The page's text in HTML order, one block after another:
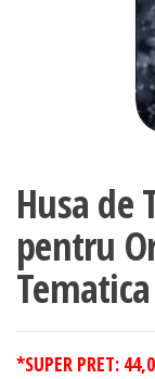
Husa de
pentru
*SUPER PRET: